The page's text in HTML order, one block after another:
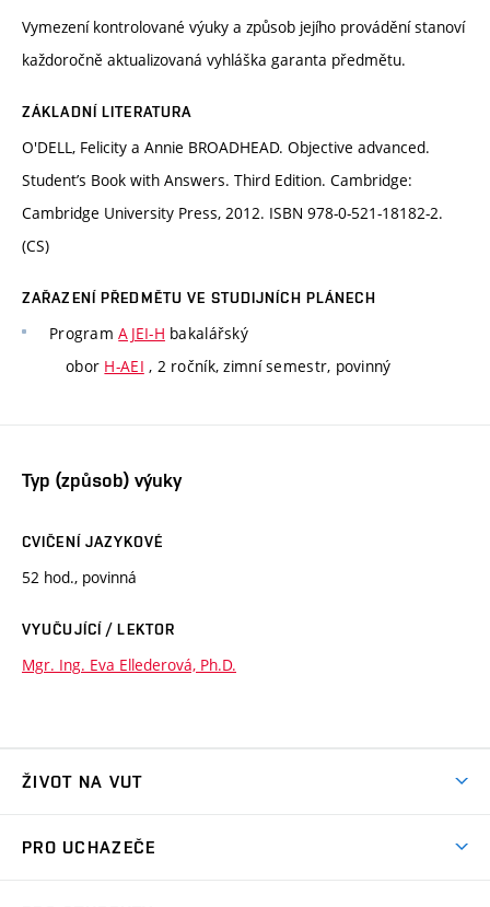
Vymezení kontrolované výuky a způsob jejího provádění stanoví
každoročně aktualizovaná vyhláška garanta předmětu.
ZÁKLADNÍ LITERATURA
O'DELL, Felicity a Annie BROADHEAD. Objective advanced.
Student’s Book with Answers. Third Edition. Cambridge:
Cambridge University Press, 2012. ISBN 978-0-521-18182-2.
(CS)
ZAŘAZENÍ PŘEDMĚTU VE STUDIJNÍCH PLÁNECH
ProgramAJEI-H bakalářský
obor H-AEI , 2 ročník, zimní semestr, povinný
Typ (způsob) výuky
CVIČENÍ JAZYKOVÉ
52 hod., povinná
VYUČUJÍCÍ / LEKTOR
Mgr. Ing. Eva Ellederová, Ph.D.
ŽIVOT NA VUT
PRO UCHAZEČE